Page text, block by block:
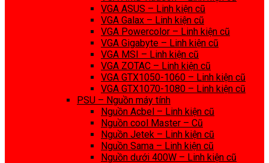
VGA ASUS – Linh kiện cũ
VGA Galax – Linh kiện cũ
VGA Powercolor – Linh kiện cũ
VGA Gigabyte – Linh kiện cũ
VGA MSI – Linh kiện cũ
VGA ZOTAC – Linh kiện cũ
VGA GTX1050-1060 – Linh kiện cũ
VGA GTX1070-1080 – Linh kiện cũ
PSU – Nguồn máy tính
Nguồn Acbel – Linh kiện cũ
Nguồn cool Master – Cũ
Nguồn Jetek – Linh kiện cũ
Nguồn Sama – Linh kiện cũ
Nguồn dưới 400W – Linh kiện cũ